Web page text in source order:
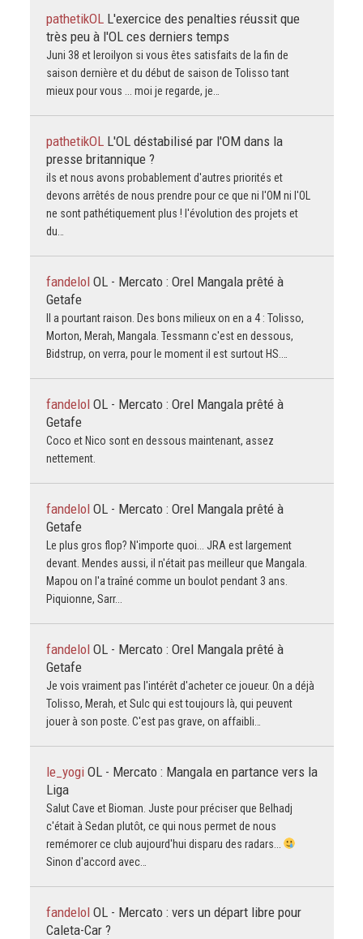
pathetikOL L'exercice des penalties réussit que
très peu à l'OL ces derniers temps
Juni 38 et leroilyon si vous êtes satisfaits de la fin de
saison dernière et du début de saison de Tolisso tant
mieux pour vous ... moi je regarde, je…
pathetikOL L'OL déstabilisé par l'OM dans la
presse britannique ?
ils et nous avons probablement d'autres priorités et
devons arrêtés de nous prendre pour ce que ni l'OM ni l'OL
ne sont pathétiquement plus ! l'évolution des projets et
du…
fandelol OL - Mercato : Orel Mangala prêté à
Getafe
Il a pourtant raison. Des bons milieux on en a 4 : Tolisso,
Morton, Merah, Mangala. Tessmann c'est en dessous,
Bidstrup, on verra, pour le moment il est surtout HS.…
fandelol OL - Mercato : Orel Mangala prêté à
Getafe
Coco et Nico sont en dessous maintenant, assez
nettement.
fandelol OL - Mercato : Orel Mangala prêté à
Getafe
Le plus gros flop? N'importe quoi... JRA est largement
devant. Mendes aussi, il n'était pas meilleur que Mangala.
Mapou on l'a traîné comme un boulot pendant 3 ans.
Piquionne, Sarr...
fandelol OL - Mercato : Orel Mangala prêté à
Getafe
Je vois vraiment pas l'intérêt d'acheter ce joueur. On a déjà
Tolisso, Merah, et Sulc qui est toujours là, qui peuvent
jouer à son poste. C'est pas grave, on affaibli…
le_yogi OL - Mercato : Mangala en partance vers la
Liga
Salut Cave et Bioman. Juste pour préciser que Belhadj
c'était à Sedan plutôt, ce qui nous permet de nous
remémorer ce club aujourd'hui disparu des radars...
Sinon d'accord avec…
fandelol OL - Mercato : vers un départ libre pour
Caleta-Car ?